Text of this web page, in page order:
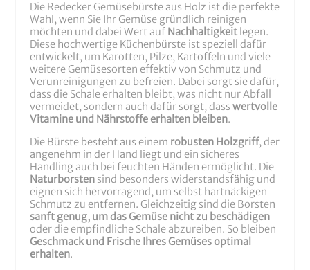
Die Redecker Gemüsebürste aus Holz ist die perfekte
Wahl, wenn Sie Ihr Gemüse gründlich reinigen
möchten und dabei Wert auf Nachhaltigkeit legen.
Diese hochwertige Küchenbürste ist speziell dafür
entwickelt, um Karotten, Pilze, Kartoffeln und viele
weitere Gemüsesorten effektiv von Schmutz und
Verunreinigungen zu befreien. Dabei sorgt sie dafür,
dass die Schale erhalten bleibt, was nicht nur Abfall
vermeidet, sondern auch dafür sorgt, dasswertvolle
Vitamine und Nährstoffe erhalten bleiben.
Die Bürste besteht aus einem robusten Holzgriff, der
angenehm in der Hand liegt und ein sicheres
Handling auch bei feuchten Händen ermöglicht. Die
Naturborsten sind besonders widerstandsfähig und
eignen sich hervorragend, um selbst hartnäckigen
Schmutz zu entfernen. Gleichzeitig sind die Borsten
sanft genug, um das Gemüse nicht zu beschädigen
oder die empfindliche Schale abzureiben. So bleiben
Geschmack und Frische Ihres Gemüses optimal
erhalten.